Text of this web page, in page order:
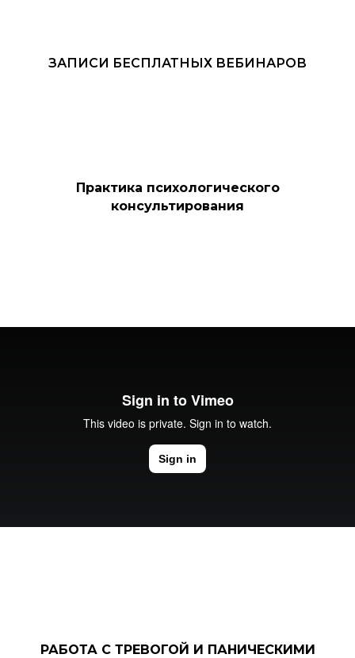
ЗАПИСИ БЕСПЛАТНЫХ ВЕБИНАРОВ
Практика психологического
консультирования
РАБОТА С ТРЕВОГОЙ И ПАНИЧЕСКИМИ